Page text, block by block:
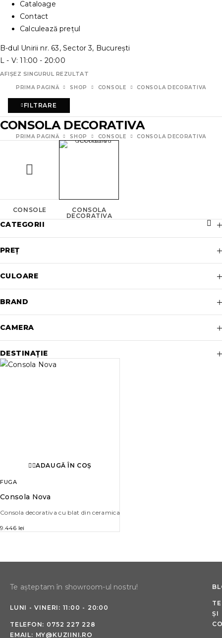
Cataloage
Contact
Calculează prețul
B-dul Unirii nr. 63, Sector 3, București
L - V: 11:00 - 20:00
AFIȘEZ SINGURUL REZULTAT
PRIMA PAGINĂ SHOP CONSOLE CONSOLA DECORATIVA
FILTRARE
CONSOLA DECORATIVA
PRIMA PAGINĂ SHOP CONSOLE CONSOLA DECORATIVA
CONSOLE
CONSOLA
DECORATIVA
CATEGORII
PREȚ
CULOARE
BRAND
CAMERA
DESTINAȚIE
ADAUGĂ ÎN COȘ
FUGA
Consola Nova
Consola decorativa cu blat din ceramica
9.446 lei
Te așteptam în showroom-ul nostru!
LUNI - VINERI: 11:00 - 20:00
TELEFON: 0752 227 228
EMAIL: MY@KUZIINI.RO
ȘI